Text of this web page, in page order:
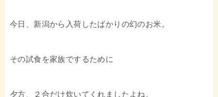
今日、新潟から入荷したばかりの幻のお米。
その試食を家族でするために
夕方、２合だけ炊いてくれましたよね。